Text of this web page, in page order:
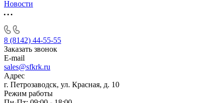
Новости
8 (8142) 44-55-55
Заказать звонок
E-mail
sales@sfkrk.ru
Адрес
г. Петрозаводск, ул. Красная, д. 10
Режим работы